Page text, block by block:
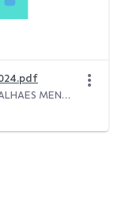
Modificado há 2 Anos por DANIELA DE MAGALHAES MENDES PEREIRA.